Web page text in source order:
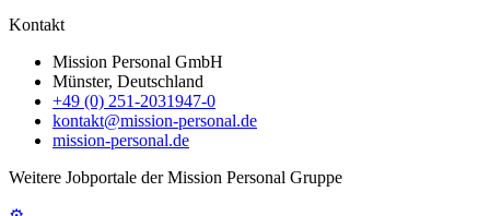
Kontakt
Mission Personal GmbH
Münster, Deutschland
+49 (0) 251-2031947-0
kontakt@mission-personal.de
mission-personal.de
Weitere Jobportale der Mission Personal Gruppe